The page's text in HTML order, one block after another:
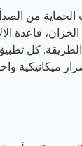
من الصدأ
الخزان، قاعدة
الطريقة. كل
ميكانيكية